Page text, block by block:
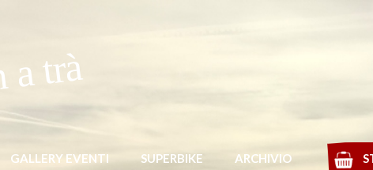
a trà
GALLERY EVENTI SUPERBIKE ARCHIVIO